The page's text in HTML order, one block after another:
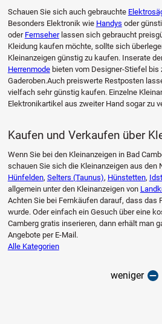
Schauen Sie sich auch gebrauchte
Besonders Elektronik wie Handys oder
oder Fernseherlassen sich gebraucht
Kleidung kaufen möchte, sollte sich
Kleinanzeigen günstig zu kaufen. Inserate
Herrenmodebieten vom Designer-Stiefel bis
Gaderoben.Auch preiswerte Restposten
vielfach sehr günstig kaufen. Einzelne
Elektronikartikel aus zweiter Hand sogar zu
Kaufen und Verkaufen über
Wenn Sie bei den Kleinanzeigen in Bad
schauen Sie sich die Kleinanzeigen aus den
Hünfelden, Selters (Taunus), Hünstetten,
allgemein unter den Kleinanzeigen von
Achten Sie bei Fernkäufen darauf, dass das
wurde. Oder einfach ein Gesuch über eine
Camberg gratis inserieren, dann erhält man
Angebote per E-Mail.
Alle Kategorien
weniger